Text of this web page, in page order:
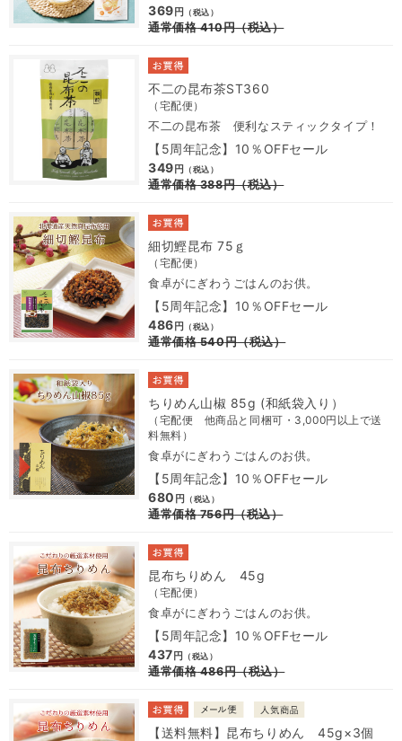
369 円 （税込）
通常価格410円（税込）
不二の昆布茶ST360
（宅配便）
不二の昆布茶 便利なスティックタイプ！
【5周年記念】10％OFFセール
349 円 （税込）
通常価格388円（税込）
細切鰹昆布 75ｇ
（宅配便）
食卓がにぎわうごはんのお供。
【5周年記念】10％OFFセール
486 円 （税込）
通常価格540円（税込）
ちりめん山椒 85g (和紙袋入り）
（宅配便 他商品と同梱可・3,000円以上で送
料無料）
食卓がにぎわうごはんのお供。
【5周年記念】10％OFFセール
680 円 （税込）
通常価格756円（税込）
昆布ちりめん 45g
（宅配便）
食卓がにぎわうごはんのお供。
【5周年記念】10％OFFセール
437 円 （税込）
通常価格486円（税込）
【送料無料】昆布ちりめん 45g×3個